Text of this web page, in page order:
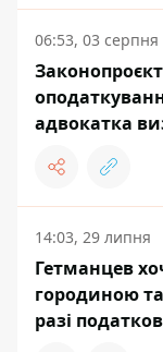
06:53, 03 серпня
адвокатка
14:03, 29 липня
Гетманцев
городиною
разі